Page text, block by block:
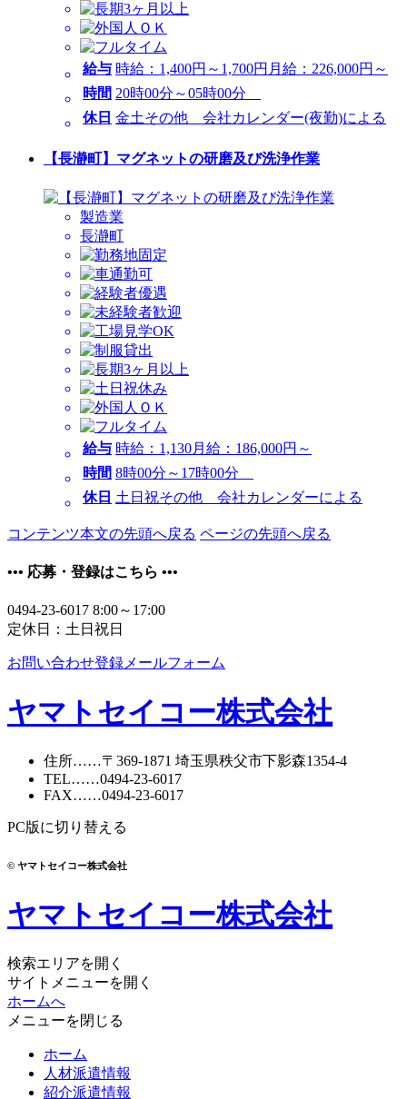
給与 時給：1,400円～1,700円 月給：226,000円～
時間 20時00分～05時00分
休日 金土その他 会社カレンダー(夜勤)による
【長瀞町】マグネットの研磨及び洗浄作業
製造業
長瀞町
給与 時給：1,130月給：186,000円～
時間 8時00分～17時00分
休日 土日祝その他 会社カレンダーによる
コンテンツ本文の先頭へ戻る ページの先頭へ戻る
••• 応募・登録はこちら •••
0494-23-6017 8:00～17:00
定休日：土日祝日
お問い合わせ登録メールフォーム
ヤマトセイコー株式会社
住所……〒369-1871 埼玉県秩父市下影森1354-4
TEL……0494-23-6017
FAX……0494-23-6017
PC版に切り替える
© ヤマトセイコー株式会社
ヤマトセイコー株式会社
検索エリアを開く
サイトメニューを開く
ホームへ
メニューを閉じる
ホーム
人材派遣情報
紹介派遣情報